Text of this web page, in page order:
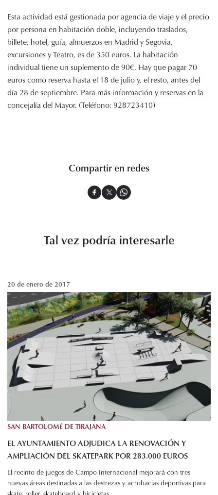
Esta actividad está gestionada por agencia de viaje y el precio
por persona en habitación doble, incluyendo traslados,
billete, hotel, guía, almuerzos en Madrid y Segovia,
excursiones y Teatro, es de 350 euros. La habitación
individual tiene un suplemento de 90€. Hay que pagar 70
euros como reserva hasta el 18 de julio y, el resto, antes del
día 28 de septiembre. Para más información y reservas en la
concejalía del Mayor. (Teléfono: 928723410)
Compartir en redes
Tal vez podría interesarle
20 de enero de 2017
SAN BARTOLOMÉ DE TIRAJANA
EL AYUNTAMIENTO ADJUDICA LA RENOVACIÓN Y
AMPLIACIÓN DEL SKATEPARK POR 283.000 EUROS
El recinto de juegos de Campo Internacional mejorará con tres
nuevas áreas destinadas a las destrezas y acrobacias deportivas para